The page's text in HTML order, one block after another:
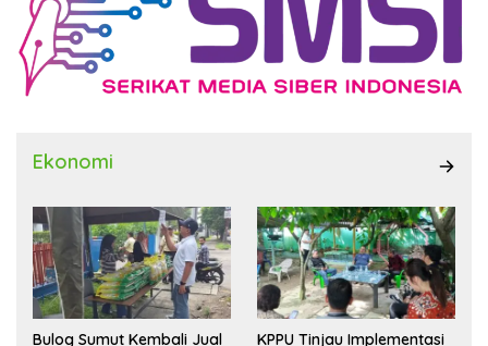
Ekonomi
Bulog Sumut Kembali Jual
KPPU Tinjau Implementasi